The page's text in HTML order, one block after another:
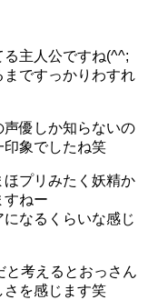
主人公ですね(^^;
ですっかりわすれ
優しか知らないの
印象でしたね笑
プリみたく妖精か
すねー
なるくらいな感じ
と考えるとおっさん
を感じます笑